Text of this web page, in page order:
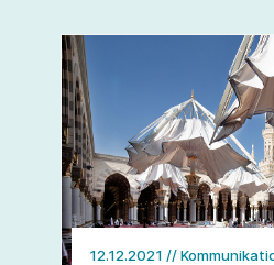
12.12.2021 //